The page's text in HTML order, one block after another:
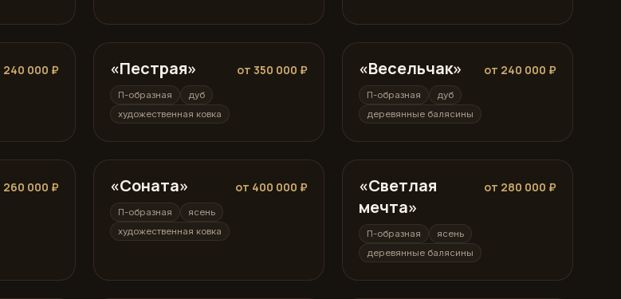
240 000 ₽ П-образная
«Пестрая» от 350 000 ₽
П-образная
дуб
художественная ковка
П-образная
«Весельчак» от 240 000 ₽
П-образная
дуб
деревянные балясины
260 000 ₽ П-образная
«Соната» от 400 000 ₽
П-образная
ясень
художественная ковка
П-образная
«Светлая
мечта»
от 280 000 ₽
П-образная
ясень
деревянные балясины